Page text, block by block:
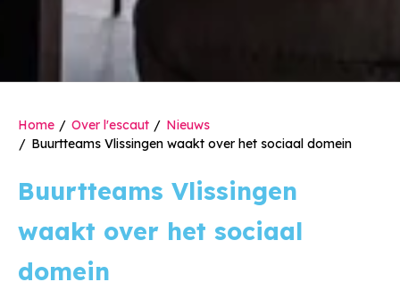
Home Over l'escaut
Nieuws
Buurtteams Vlissingen waakt over het sociaal domein
Buurtteams Vlissingen
waakt over het sociaal
domein